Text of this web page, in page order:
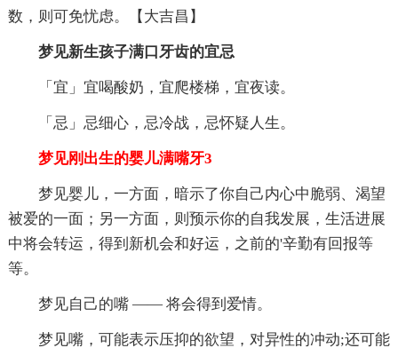
数，则可免忧虑。【大吉昌】
梦见新生孩子满口牙齿的宜忌
「宜」宜喝酸奶，宜爬楼梯，宜夜读。
「忌」忌细心，忌冷战，忌怀疑人生。
梦见刚出生的婴儿满嘴牙3
梦见婴儿，一方面，暗示了你自己内心中脆弱、渴望
被爱的一面；另一方面，则预示你的自我发展，生活进展
中将会转运，得到新机会和好运，之前的'辛勤有回报等
等。
梦见自己的嘴 —— 将会得到爱情。
梦见嘴，可能表示压抑的欲望，对异性的冲动;还可能